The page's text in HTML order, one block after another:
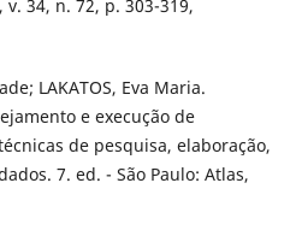
34, n. 72, p. 303-319,
LAKATOS, Eva Maria.
e execução de
de pesquisa, elaboração,
7. ed. - São Paulo: Atlas,